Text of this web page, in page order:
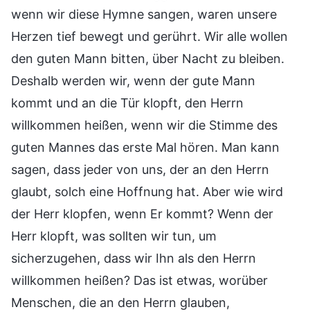
wenn wir diese Hymne sangen, waren unsere
Herzen tief bewegt und gerührt. Wir alle wollen
den guten Mann bitten, über Nacht zu bleiben.
Deshalb werden wir, wenn der gute Mann
kommt und an die Tür klopft, den Herrn
willkommen heißen, wenn wir die Stimme des
guten Mannes das erste Mal hören. Man kann
sagen, dass jeder von uns, der an den Herrn
glaubt, solch eine Hoffnung hat. Aber wie wird
der Herr klopfen, wenn Er kommt? Wenn der
Herr klopft, was sollten wir tun, um
sicherzugehen, dass wir Ihn als den Herrn
willkommen heißen? Das ist etwas, worüber
Menschen, die an den Herrn glauben,